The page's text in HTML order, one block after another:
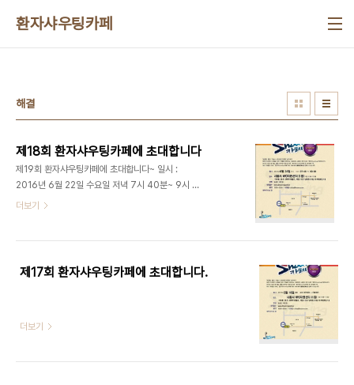
환자샤우팅카페
해결
제18회 환자샤우팅카페에 초대합니다
제19회 환자샤우팅카페에 초대합니다~ 일시 :
2016년 6월 22일 수요일 저녁 7시 40분~ 9시 장
소 : 서울시NPO지원센터 1층
더보기
제17회 환자샤우팅카페에 초대합니다.
더보기